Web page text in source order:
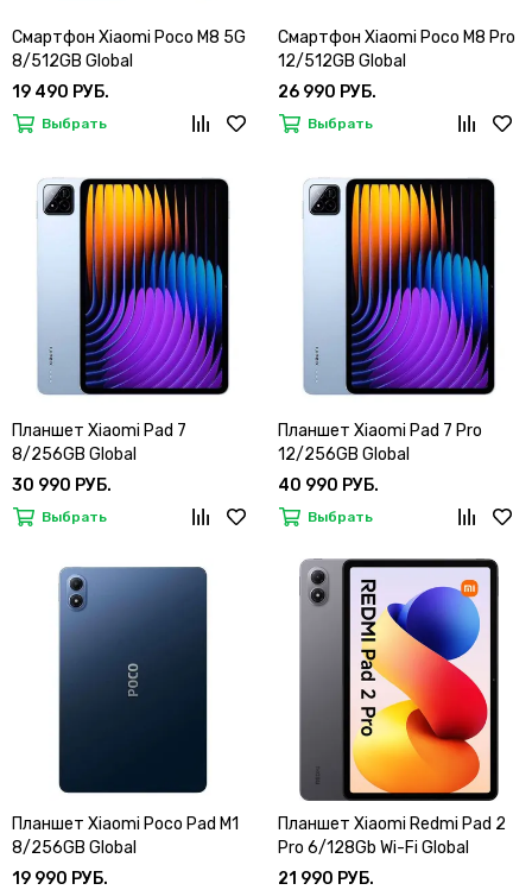
Смартфон Xiaomi Poco M8 5G
8/512GB Global
19 490 РУБ.
Выбрать
Смартфон Xiaomi Poco M8 Pro
12/512GB Global
26 990 РУБ.
Выбрать
Планшет Xiaomi Pad 7
8/256GB Global
30 990 РУБ.
Выбрать
Планшет Xiaomi Pad 7 Pro
12/256GB Global
40 990 РУБ.
Выбрать
Планшет Xiaomi Poco Pad M1
8/256GB Global
19 990 РУБ.
Планшет Xiaomi Redmi Pad 2
Pro 6/128Gb Wi-Fi Global
21 990 РУБ.